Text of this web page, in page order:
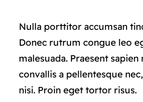
Nulla porttitor accumsan
Donec rutrum congue leo
malesuada. Praesent sapien
convallis a pellentesque
nisi. Proin eget tortor risus.